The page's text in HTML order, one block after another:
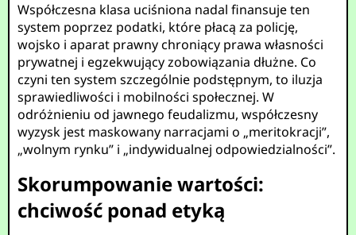
Współczesna klasa uciśniona nadal finansuje ten
system poprzez podatki, które płacą za policję,
wojsko i aparat prawny chroniący prawa własności
prywatnej i egzekwujący zobowiązania dłużne. Co
czyni ten system szczególnie podstępnym, to iluzja
sprawiedliwości i mobilności społecznej. W
odróżnieniu od jawnego feudalizmu, współczesny
wyzysk jest maskowany narracjami o „meritokracji”,
„wolnym rynku” i „indywidualnej odpowiedzialności”.
Skorumpowanie wartości:
chciwość ponad etyką